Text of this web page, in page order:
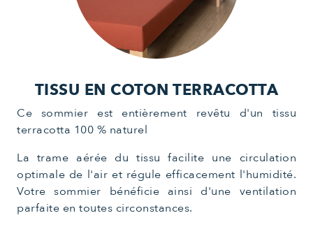
TISSU EN COTON TERRACOTTA
Ce sommier est entièrement revêtu d'un tissu
terracotta 100 % naturel
La trame aérée du tissu facilite une circulation
optimale de l'air et régule efficacement l'humidité.
Votre sommier bénéficie ainsi d'une ventilation
parfaite en toutes circonstances.